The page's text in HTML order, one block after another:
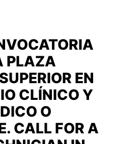
PLAZA
EN
CLÍNICO Y
O
CALL FOR A